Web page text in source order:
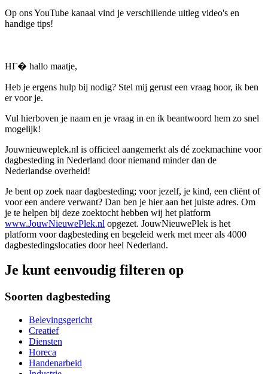
Op ons YouTube kanaal vind je verschillende uitleg video's en
handige tips!
HГ� hallo maatje,
Heb je ergens hulp bij nodig? Stel mij gerust een vraag hoor, ik ben
er voor je.
Vul hierboven je naam en je vraag in en ik beantwoord hem zo snel
mogelijk!
Jouwnieuweplek.nl is officieel aangemerkt als dé zoekmachine voor
dagbesteding in Nederland door niemand minder dan de
Nederlandse overheid!
Je bent op zoek naar dagbesteding; voor jezelf, je kind, een cliënt of
voor een andere verwant? Dan ben je hier aan het juiste adres. Om
je te helpen bij deze zoektocht hebben wij het platform
www.JouwNieuwePlek.nl opgezet. JouwNieuwePlek is het
platform voor dagbesteding en begeleid werk met meer als 4000
dagbestedingslocaties door heel Nederland.
Je kunt eenvoudig filteren op
Soorten dagbesteding
Belevingsgericht
Creatief
Diensten
Horeca
Handenarbeid